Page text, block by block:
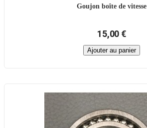
Goujon boîte de vitesse
15,00 €
Ajouter au panier